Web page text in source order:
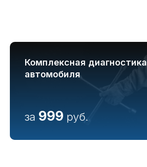
Комплексная диагностика
автомобиля
за 999 руб.
в А-Драйв
Обслуживание автомобиля Киа в
сертифицированном сервисе А-
Драйв дает множество